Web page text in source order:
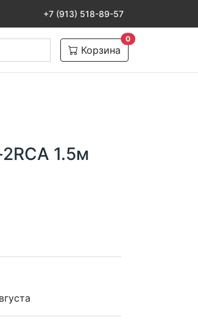
+7 (913) 518-89-57
Корзина
0товаров в корзине
1.5м